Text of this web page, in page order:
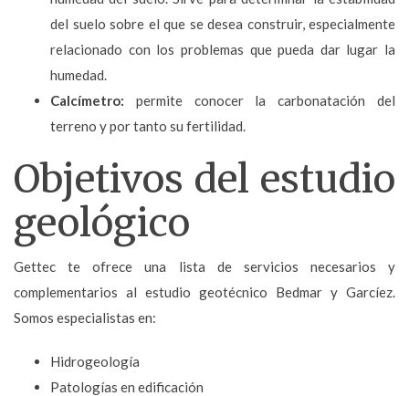
del suelo sobre el que se desea construir, especialmente
relacionado con los problemas que pueda dar lugar la
humedad.
Calcímetro: permite conocer la carbonatación del
terreno y por tanto su fertilidad.
Objetivos del estudio
geológico
Gettec te ofrece una lista de servicios necesarios y
complementarios al estudio geotécnico Bedmar y Garcíez.
Somos especialistas en:
Hidrogeología
Patologías en edificación